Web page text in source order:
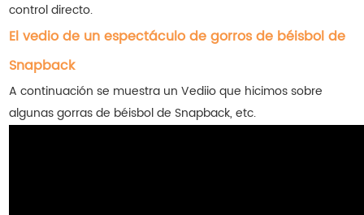
control directo.
El vedio de un espectáculo de gorros de béisbol de
Snapback
A continuación se muestra un Vediio que hicimos sobre
algunas gorras de béisbol de Snapback, etc.